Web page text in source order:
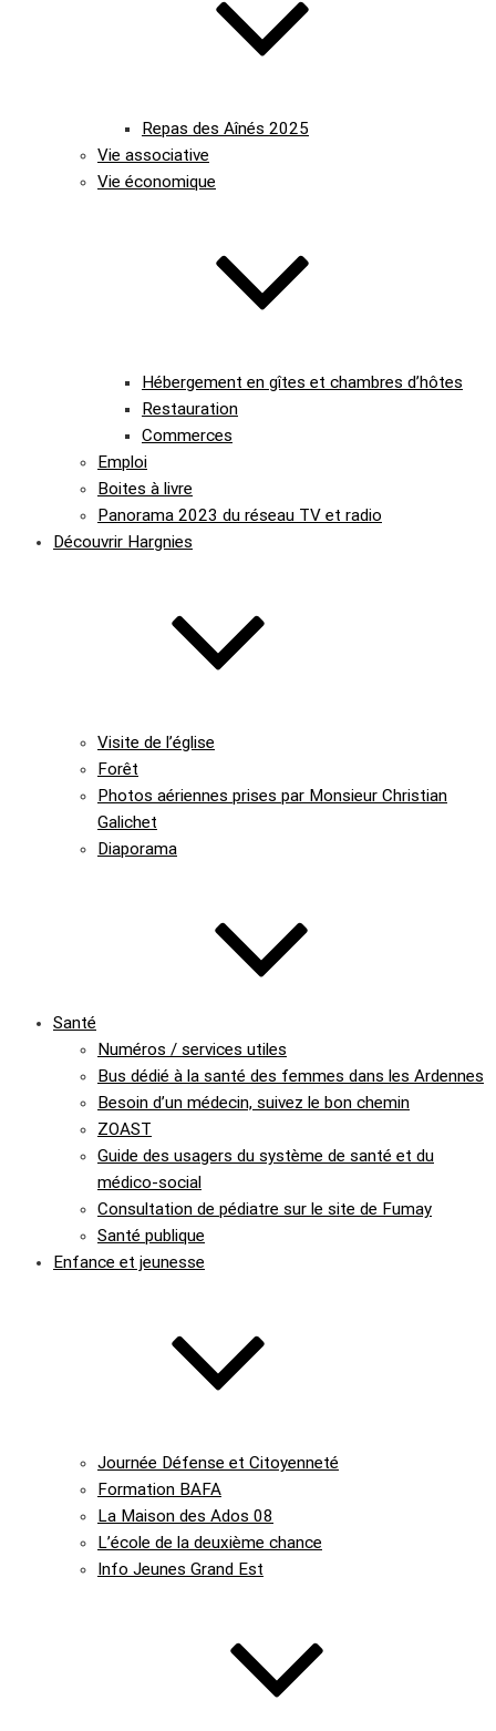
Repas des Aînés 2025
Vie associative
Vie économique
Hébergement en gîtes et chambres d’hôtes
Restauration
Commerces
Emploi
Boites à livre
Panorama 2023 du réseau TV et radio
Découvrir Hargnies
Visite de l’église
Forêt
Photos aériennes prises par Monsieur Christian
Galichet
Diaporama
Santé
Numéros / services utiles
Bus dédié à la santé des femmes dans les Ardennes
Besoin d’un médecin, suivez le bon chemin
ZOAST
Guide des usagers du système de santé et du
médico-social
Consultation de pédiatre sur le site de Fumay
Santé publique
Enfance et jeunesse
Journée Défense et Citoyenneté
Formation BAFA
La Maison des Ados 08
L’école de la deuxième chance
Info Jeunes Grand Est